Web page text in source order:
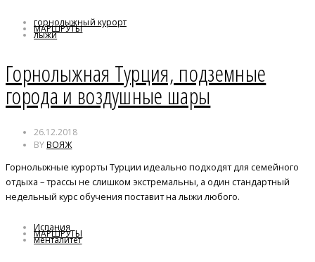
МАРШРУТЫ
горнолыжный курорт
лыжи
Горнолыжная Турция, подземные
города и воздушные шары
26.12.2018
BYВОЯЖ
Горнолыжные курорты Турции идеально подходят для семейного
отдыха – трассы не слишком экстремальны, а один стандартный
недельный курс обучения поставит на лыжи любого.
МАРШРУТЫ
Испания
менталитет